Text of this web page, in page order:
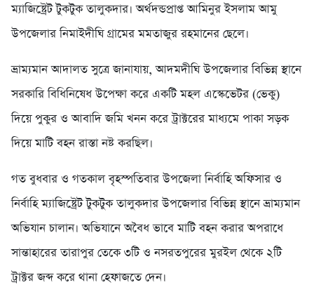
ম্যাজিষ্ট্রেট টুকটুক তালুকদার। অর্থদন্ডপ্রাপ্ত আমিনুর ইসলাম আমু
উপজেলার নিমাইদীঘি গ্রামের মমতাজুর রহমানের ছেলে।
ভ্রাম্যমান আদালত সুত্রে জানাযায়, আদমদীঘি উপজেলার বিভিন্ন স্থানে
সরকারি বিধিনিষেধ উপেক্ষা করে একটি মহল এস্কেভেটর (ভেকু)
দিয়ে পুকুর ও আবাদি জমি খনন করে ট্রাক্টরের মাধ্যমে পাকা সড়ক
দিয়ে মাটি বহন রাস্তা নষ্ট করছিল।
গত বুধবার ও গতকাল বৃহস্পতিবার উপজেলা নির্বাহি অফিসার ও
নির্বাহি ম্যাজিষ্ট্রেট টুকটুক তালুকদার উপজেলার বিভিন্ন স্থানে ভ্রাম্যমান
অভিযান চালান। অভিযানে অবৈধ ভাবে মাটি বহন করার অপরাধে
সান্তাহারের তারাপুর তেকে ৩টি ও নসরতপুরের মুরইল থেকে ২টি
ট্রাক্টর জব্দ করে থানা হেফাজতে দেন।